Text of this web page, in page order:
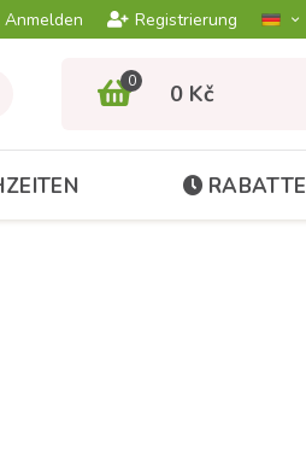
Anmelden Registrierung
0 0 Kč
RABATTE